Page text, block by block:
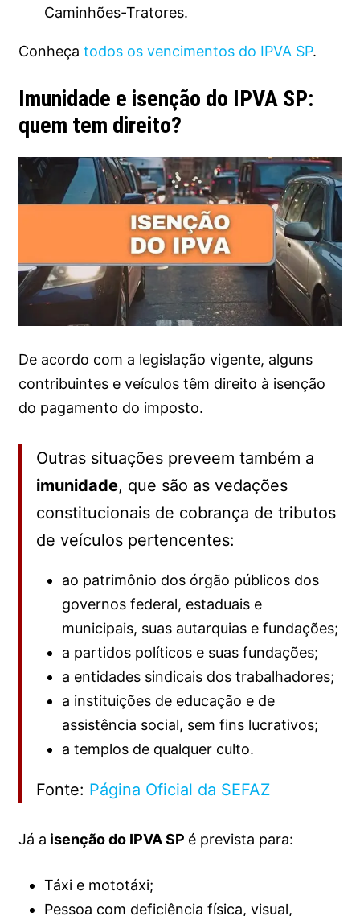
Caminhões-Tratores.
Conheçatodos os vencimentos do IPVA SP.
Imunidade e isenção do IPVA SP:
quem tem direito?
De acordo com a legislação vigente, alguns
contribuintes e veículos têm direito à isenção
do pagamento do imposto.
Outras situações preveem também a
imunidade, que são as vedações
constitucionais de cobrança de tributos
de veículos pertencentes:
ao patrimônio dos órgão públicos dos
governos federal, estaduais e
municipais, suas autarquias e fundações;
a partidos políticos e suas fundações;
a entidades sindicais dos trabalhadores;
a instituições de educação e de
assistência social, sem fins lucrativos;
a templos de qualquer culto.
Fonte: Página Oficial da SEFAZ
Já a isenção do IPVA SP é prevista para:
Táxi e mototáxi;
Pessoa com deficiência física, visual,